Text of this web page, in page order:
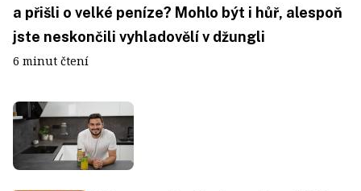
a přišli o velké peníze? Mohlo být i hůř, alespoň
jste neskončili vyhladovělí v džungli
6 minut čtení